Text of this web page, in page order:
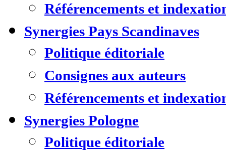
Référencements et
Synergies Pays Scandinaves
Politique éditoriale
Consignes aux auteurs
Référencements et
Synergies Pologne
Politique éditoriale